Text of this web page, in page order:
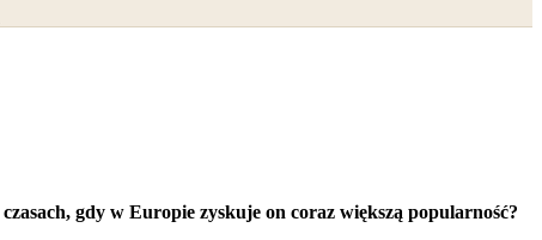
gdy w Europie zyskuje on coraz większą popularność?